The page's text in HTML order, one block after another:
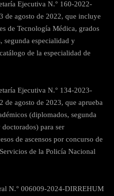
Ejecutiva N.° 160-2022-
de agosto de 2022, que incluye
de Tecnología Médica, grados
segunda especialidad y
de la especialidad de
Ejecutiva N.° 134-2023-
de agosto de 2023, que aprueba
(diplomados, segunda
para ser
de ascensos por concurso de
de la Policía Nacional
N.° 006009-2024-DIRREHUM